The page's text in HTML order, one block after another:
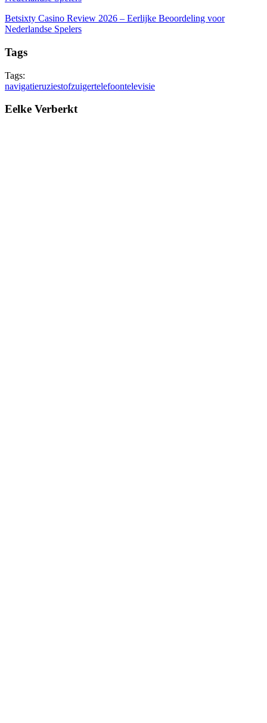
Betsixty Casino Review 2026 – Eerlijke Beoordeling voor
Nederlandse Spelers
Tags
Tags:
navigatieruziestofzuigertelefoontelevisie
Eelke Verberkt